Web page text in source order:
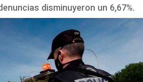
disminuyeron un 6,67%.